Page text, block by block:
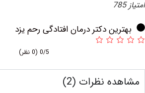
دکتر درمان افتادگی رحم یزد
نظرات (2)